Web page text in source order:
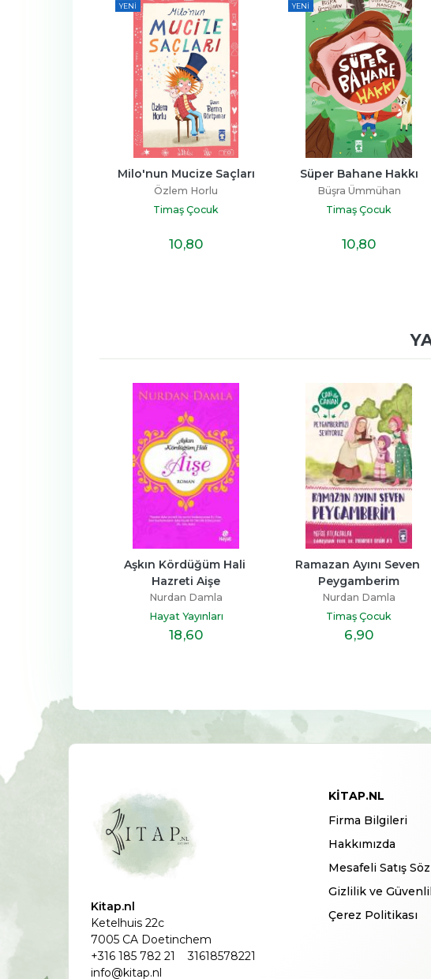
YENI
Milo'nun Mucize Saçları
Özlem Horlu
Timaş Çocuk
10,80
YENI
Süper Bahane Hakkı
Büşra Ümmühan
Timaş Çocuk
10,80
Aşkın Kördüğüm Hali
Hazreti Aişe
Nurdan Damla
Hayat Yayınları
18,60
Ramazan Ayını Seven
Peygamberim
Nurdan Damla
Timaş Çocuk
6,90
Kitap.nl
Ketelhuis 22c
7005 CA Doetinchem
+316 185 782 21
31618578221
info@kitap.nl
KITAP.NL
Firma Bilgileri
Hakkımızda
Mesafeli Satış
Gizlilik ve
Çerez Politikası